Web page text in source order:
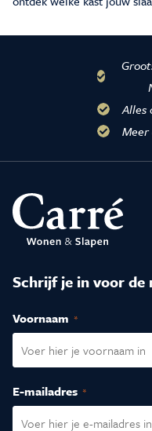
Alles
Meer
Schrijf je in voor de
Voornaam (Vereist)
E-mailadres (Vereist)